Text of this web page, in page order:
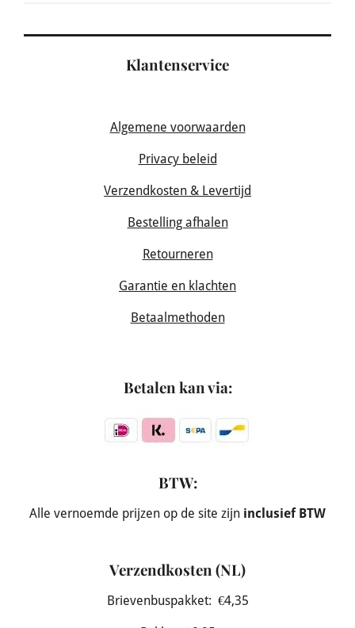
Klantenservice
Algemene voorwaarden
Privacy beleid
Verzendkosten & Levertijd
Bestelling afhalen
Retourneren
Garantie en klachten
Betaalmethoden
Betalen kan via:
BTW:
Alle vernoemde prijzen op de site zijn inclusief BTW
Verzendkosten (NL)
Brievenbuspakket: €4,35